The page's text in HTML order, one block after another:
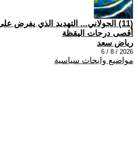
(11) الجولاني... التهديد الذي يفرض
أقصى درجات اليقظة
رياض سعد
2026 / 8 / 6
مواضيع وابحاث سياسية